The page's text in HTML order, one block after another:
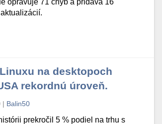
na desktopoch
rekordnú úroveň.
| Balin50
prekročil 5 % podiel na trhu s